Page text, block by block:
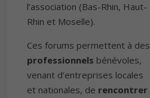
l’association (Bas-Rhin, Haut-
Rhin et Moselle).
Ces forums permettent à des
professionnels bénévoles,
venant d’entreprises locales
et nationales, de rencontrer